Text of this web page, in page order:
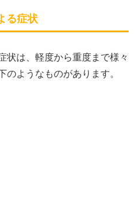
る症状
状は、軽度から重度まで様々
のようなものがあります。